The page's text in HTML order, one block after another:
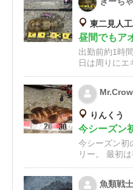
東二見人
昼間でもア
出勤前約1時
日は周りにエ
りんくう
今シーズン
今シーズン初
リー。 最初
魚類戦